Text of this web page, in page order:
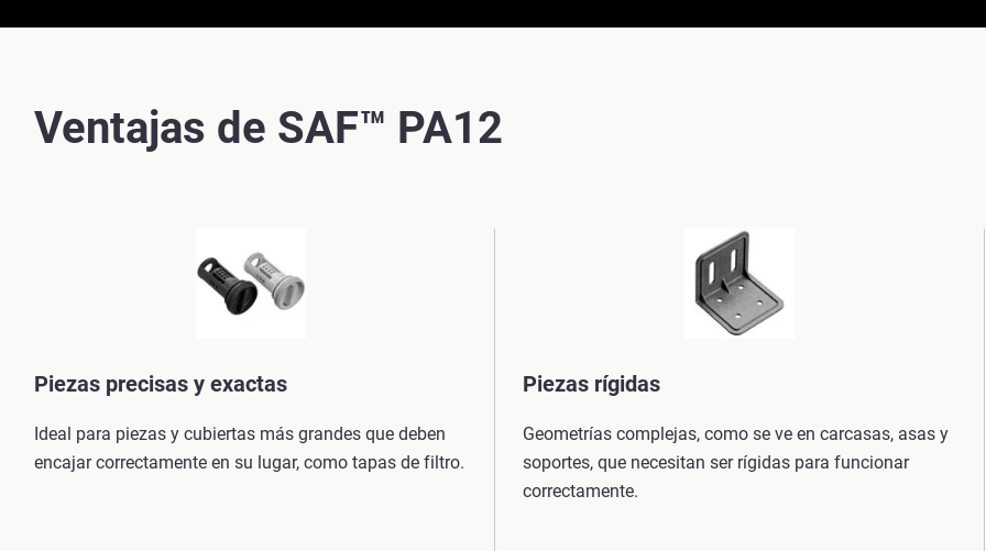
Ventajas de SAF™ PA12
Piezas precisas y exactas
Ideal para piezas y cubiertas más grandes que deben
encajar correctamente en su lugar, como tapas de filtro.
Piezas rígidas
Geometrías complejas, como se ve en carcasas, asas y
soportes, que necesitan ser rígidas para funcionar
correctamente.